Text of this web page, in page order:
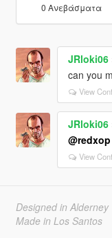
0 Ανεβάσματα
JRloki06
can you
View
JRloki06
@redxop
View
Designed in Alderney
Made in Los Santos